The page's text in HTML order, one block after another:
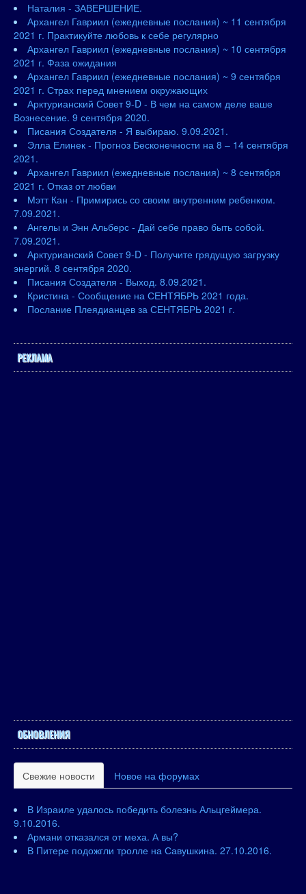
Наталия - ЗАВЕРШЕНИЕ.
Архангел Гавриил (ежедневные послания) ~ 11 сентября
2021 г. Практикуйте любовь к себе регулярно
Архангел Гавриил (ежедневные послания) ~ 10 сентября
2021 г. Фаза ожидания
Архангел Гавриил (ежедневные послания) ~ 9 сентября
2021 г. Страх перед мнением окружающих
Арктурианский Совет 9-D - В чем на самом деле ваше
Вознесение. 9 сентября 2020.
Писания Создателя - Я выбираю. 9.09.2021.
Элла Елинек - Прогноз Бесконечности на 8 – 14 сентября
2021.
Архангел Гавриил (ежедневные послания) ~ 8 сентября
2021 г. Отказ от любви
Мэтт Кан - Примирись со своим внутренним ребенком.
7.09.2021.
Ангелы и Энн Альберс - Дай себе право быть собой.
7.09.2021.
Арктурианский Совет 9-D - Получите грядущую загрузку
энергий. 8 сентября 2020.
Писания Создателя - Выход. 8.09.2021.
Кристина - Сообщение на СЕНТЯБРЬ 2021 года.
Послание Плеядианцев за СЕНТЯБРЬ 2021 г.
РЕКЛАМА
ОБНОВЛЕНИЯ
Свежие новости Новое на форумах
В Израиле удалось победить болезнь Альцгеймера.
9.10.2016.
Армани отказался от меха. А вы?
В Питере подожгли тролле на Савушкина. 27.10.2016.